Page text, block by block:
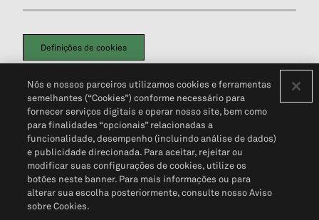
Definições de cookies
Política de PrivacidadePortal de privacidade do cliente (em inglês)
Não Venda Minhas Informações Pessoais© 2026 S&P Global
Nós e nossos parceiros utilizamos cookies e ferramentas
semelhantes (“Cookies”) conforme necessário para
fornecer serviços digitais e operar nosso site, bem como
para finalidades “opcionais” relacionadas a
funcionalidade, desempenho (incluindo análise de dados)
e publicidade direcionada. Para aceitar, rejeitar ou
modificar suas configurações de cookies, utilize os
botões neste banner. Para mais informações ou para
alterar sua escolha posteriormente, consulte nosso Aviso
sobre Cookies.